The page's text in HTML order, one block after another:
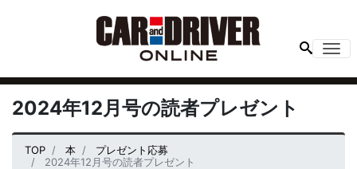
2024年12月号の読者プレゼント
TOP 本
プレゼント応募
2024年12月号の読者プレゼント